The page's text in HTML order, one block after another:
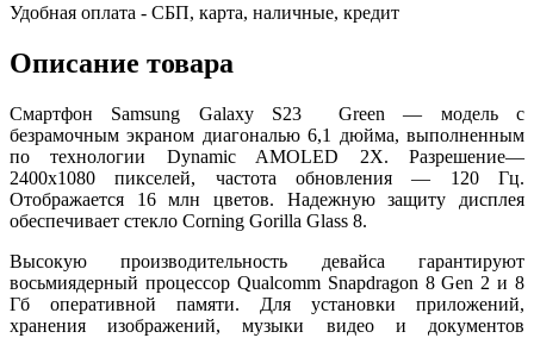
Удобная оплата - СБП, карта, наличные, кредит
Описание товара
Смартфон Samsung Galaxy S23 Green — модель с
безрамочным экраном диагональю 6,1 дюйма, выполненным
по технологии Dynamic AMOLED 2X. Разрешение—
2400x1080 пикселей, частота обновления — 120 Гц.
Отображается 16 млн цветов. Надежную защиту дисплея
обеспечивает стекло Corning Gorilla Glass 8.
Высокую производительность девайса гарантируют
восьмиядерный процессор Qualcomm Snapdragon 8 Gen 2 и 8
Гб оперативной памяти. Для установки приложений,
хранения изображений, музыки видео и документов